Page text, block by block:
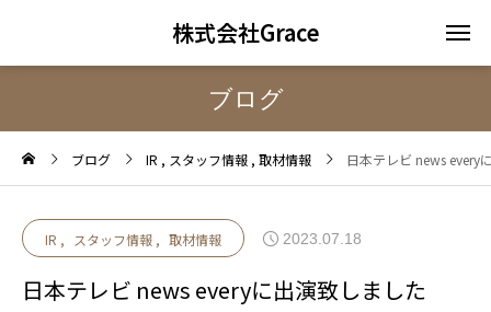
株式会社Grace
ブログ
ブログ IR スタッフ情報 取材情報 日本テレビ news every
IR スタッフ情報 取材情報 2023.07.18
日本テレビ news everyに出演致しました